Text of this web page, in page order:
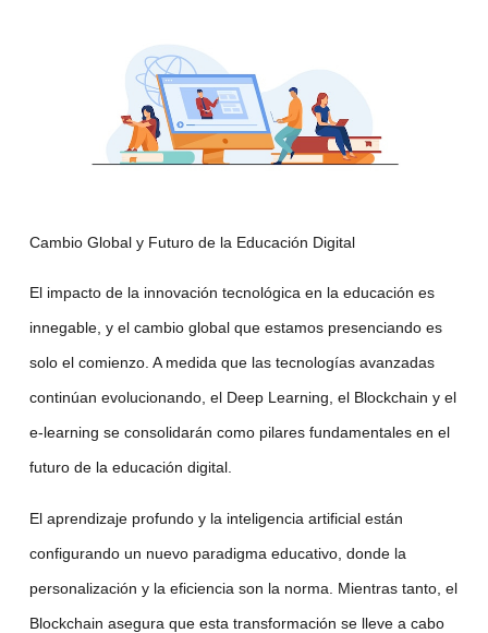
Cambio Global y Futuro de la Educación Digital
El impacto de la innovación tecnológica en la educación es
innegable, y el cambio global que estamos presenciando es
solo el comienzo. A medida que las tecnologías avanzadas
continúan evolucionando, el Deep Learning , el Blockchain y el
e-learning se consolidarán como pilares fundamentales en el
futuro de la educación digital.
El aprendizaje profundoy la inteligencia artificialestán
configurando un nuevo paradigma educativo, donde la
personalización y la eficiencia son la norma. Mientras tanto, el
Blockchain asegura que esta transformación se lleve a cabo